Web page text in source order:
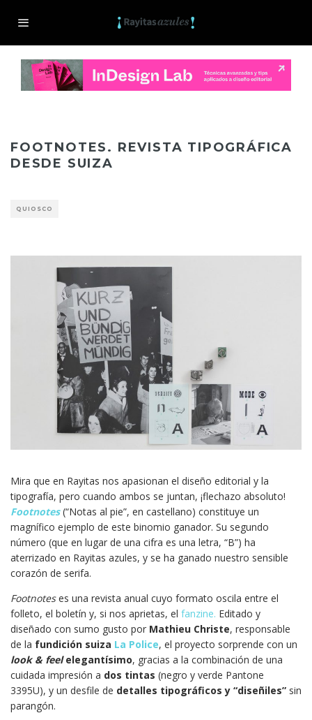
FOOTNOTES. REVISTA TIPOGRÁFICA
DESDE SUIZA
QUIOSCO
Mira que en Rayitas nos apasionan el diseño editorial y la
tipografía, pero cuando ambos se juntan, ¡flechazo absoluto!
Footnotes(“Notas al pie”, en castellano) constituye un
magnífico ejemplo de este binomio ganador. Su segundo
número (que en lugar de una cifra es una letra, “B”) ha
aterrizado en Rayitas azules, y se ha ganado nuestro sensible
corazón de serifa.
Footnoteses una revista anual cuyo formato oscila entre el
folleto, el boletín y, si nos aprietas, el fanzine. Editado y
diseñado con sumo gusto por Mathieu Christe, responsable
de la fundición suiza La Police, el proyecto sorprende con un
look & feelelegantísimo, gracias a la combinación de una
cuidada impresión a dos tintas (negro y verde Pantone
3395U), y un desfile de detalles tipográficos y “diseñiles” sin
parangón.